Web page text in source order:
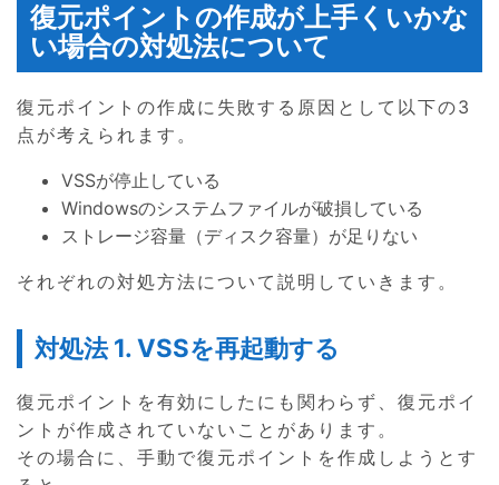
復元ポイントの作成が上手くいかな
い場合の対処法について
復元ポイントの作成に失敗する原因として以下の3
点が考えられます。
VSSが停止している
Windowsのシステムファイルが破損している
ストレージ容量（ディスク容量）が足りない
それぞれの対処方法について説明していきます。
対処法 1. VSSを再起動する
復元ポイントを有効にしたにも関わらず、復元ポイ
ントが作成されていないことがあります。
その場合に、手動で復元ポイントを作成しようとす